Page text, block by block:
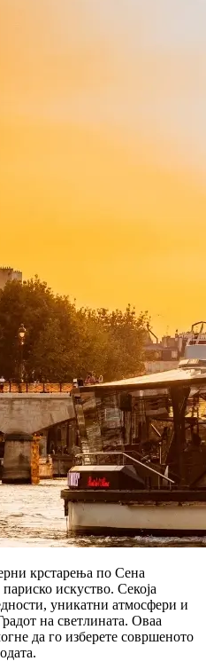
крстарења по Сена
искуство. Секоја
уникатни атмосфери и
на светлината. Оваа
да го изберете совршеното